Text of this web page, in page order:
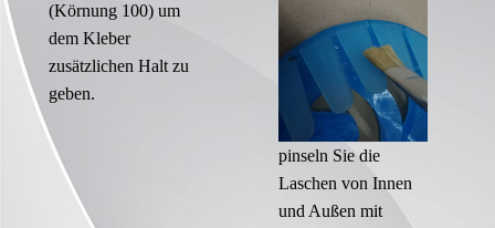
(Körnung 100) um
dem Kleber
zusätzlichen Halt zu
geben.
pinseln Sie die
Laschen von Innen
und Außen mit